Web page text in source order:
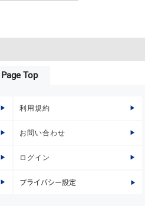
Page Top
利用規約
お問い合わせ
ログイン
プライバシー設定